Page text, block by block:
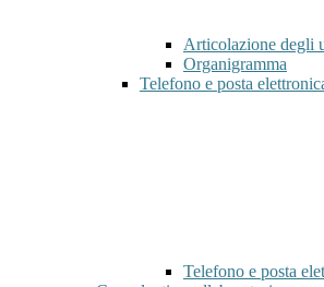
Articolazione degli
Organigramma
Telefono e posta
Telefono e posta